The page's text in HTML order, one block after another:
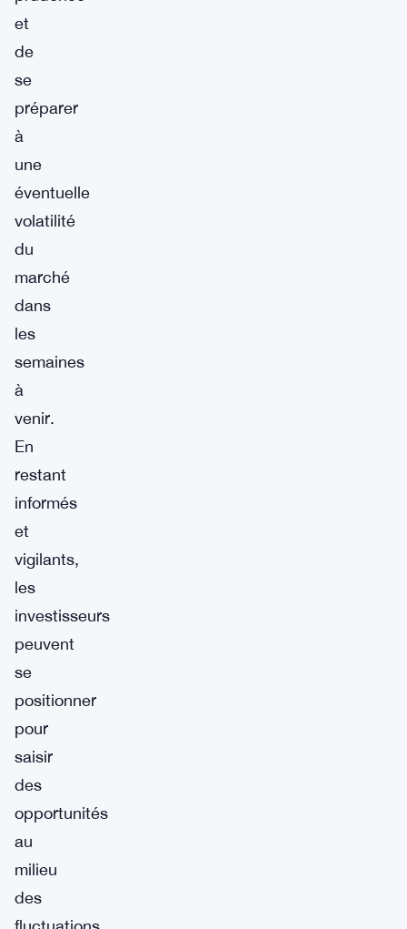
et
de
se
préparer
à
une
éventuelle
volatilité
du
marché
dans
les
semaines
à
venir.
En
restant
informés
et
vigilants,
les
investisseurs
peuvent
se
positionner
pour
saisir
des
opportunités
au
milieu
des